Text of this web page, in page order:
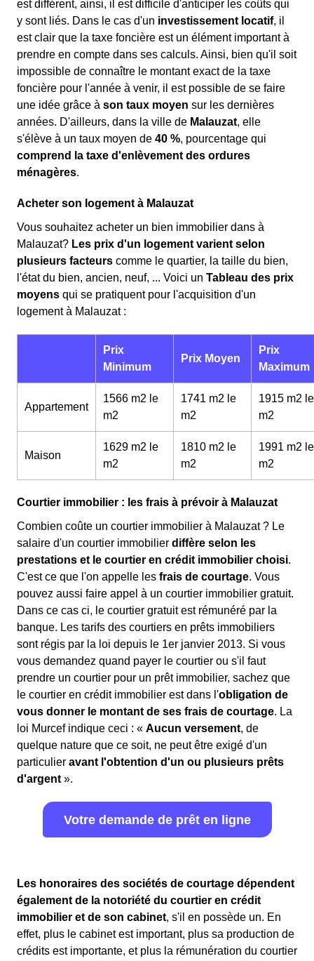
est différent, ainsi, il est difficile d'anticiper les coûts qui
y sont liés. Dans le cas d'un investissement locatif, il
est clair que la taxe foncière est un élément important à
prendre en compte dans ses calculs. Ainsi, bien qu'il soit
impossible de connaître le montant exact de la taxe
foncière pour l'année à venir, il est possible de se faire
une idée grâce à son taux moyen sur les dernières
années. D'ailleurs, dans la ville de Malauzat, elle
s'élève à un taux moyen de 40 %, pourcentage qui
comprend la taxe d'enlèvement des ordures
ménagères.
Acheter son logement à Malauzat
Vous souhaitez acheter un bien immobilier dans à
Malauzat? Les prix d'un logement varient selon
plusieurs facteurs comme le quartier, la taille du bien,
l'état du bien, ancien, neuf, ... Voici un Tableau des prix
moyens qui se pratiquent pour l'acquisition d'un
logement à Malauzat :
Prix
Minimum
Prix Moyen
Prix
Maximum
Appartement
1566 m2 le
m2
1741 m2 le
m2
1915 m2 le
m2
Maison
1629 m2 le
m2
1810 m2 le
m2
1991 m2 le
m2
Courtier immobilier : les frais à prévoir à Malauzat
Combien coûte un courtier immobilier à Malauzat ? Le
salaire d'un courtier immobilier diffère selon les
prestations et le courtier en crédit immobilier choisi.
C'est ce que l'on appelle les frais de courtage. Vous
pouvez aussi faire appel à un courtier immobilier gratuit.
Dans ce cas ci, le courtier gratuit est rémunéré par la
banque. Les tarifs des courtiers en prêts immobiliers
sont régis par la loi depuis le 1er janvier 2013. Si vous
vous demandez quand payer le courtier ou s'il faut
prendre un courtier pour un prêt immobilier, sachez que
le courtier en crédit immobilier est dans l'obligation de
vous donner le montant de ses frais de courtage. La
loi Murcef indique ceci : « Aucun versement, de
quelque nature que ce soit, ne peut être exigé d'un
particulier avant l'obtention d'un ou plusieurs prêts
d'argent ».
Votre demande de prêt en ligne
Les honoraires des sociétés de courtage dépendent
également de la notoriété du courtier en crédit
immobilier et de son cabinet, s'il en possède un. En
effet, plus le cabinet est important, plus sa production de
crédits est importante, et plus la rémunération du courtier